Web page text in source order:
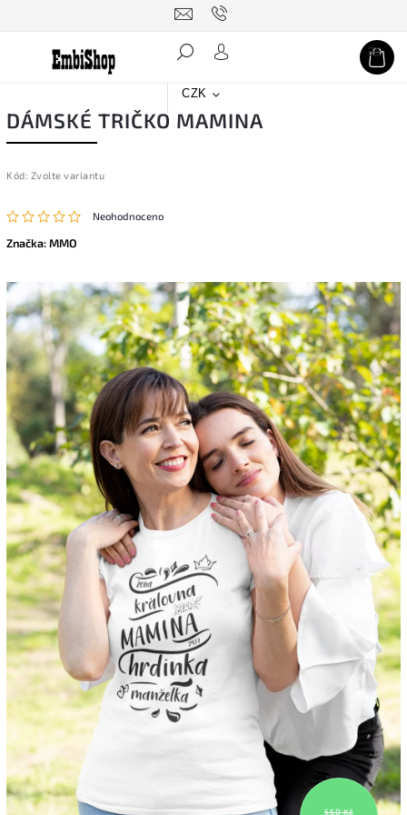
CZK
Hledat
DÁMSKÉ TRIČKO MAMINA
Kód: Zvolte variantu
Neohodnoceno
Značka:MMO
550 Kč